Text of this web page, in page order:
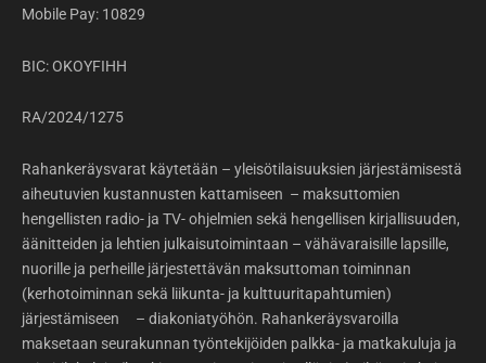
Mobile Pay: 10829
BIC: OKOYFIHH
RA/2024/1275
Rahankeräysvarat käytetään – yleisötilaisuuksien järjestämisestä
aiheutuvien kustannusten kattamiseen – maksuttomien
hengellisten radio- ja TV- ohjelmien sekä hengellisen kirjallisuuden,
äänitteiden ja lehtien julkaisutoimintaan – vähävaraisille lapsille,
nuorille ja perheille järjestettävän maksuttoman toiminnan
(kerhotoiminnan sekä liikunta- ja kulttuuritapahtumien)
järjestämiseen – diakoniatyöhön. Rahankeräysvaroilla
maksetaan seurakunnan työntekijöiden palkka- ja matkakuluja ja